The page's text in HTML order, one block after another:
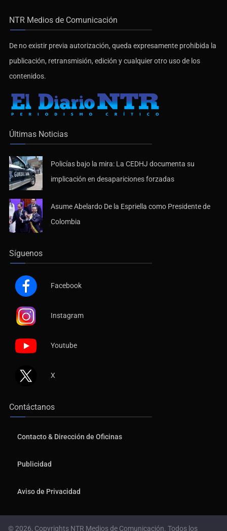
NTR Medios de Comunicación
De no existir previa autorización, queda expresamente prohibida la
publicación, retransmisión, edición y cualquier otro uso de los
contenidos.
Últimas Noticias
Policías bajo la mira: La CEDHJ documenta su
implicación en desapariciones forzadas
Asume Abelardo De la Espriella como Presidente de
Colombia
Síguenos
Facebook
Instagram
Youtube
X
Contáctanos
Contacto & Dirección de Oficinas
Publicidad
Aviso de Privacidad
© 2026, Copyrights NTR Medios de Comunicación. Todos los